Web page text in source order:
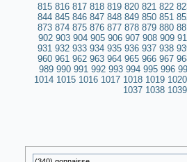
815 816 817 818 819 820 821 822
844 845 846 847 848 849 850 851
873 874 875 876 877 878 879 880
902 903 904 905 906 907 908 909
931 932 933 934 935 936 937 938
960 961 962 963 964 965 966 967
989 990 991 992 993 994 995 996
1014 1015 1016 1017 1018 1019 1020
1037 1038 1039